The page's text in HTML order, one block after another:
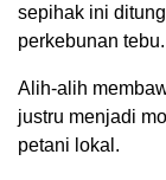
sepihak ini
perkebunan tebu.
Alih-alih
justru menjadi
petani lokal.